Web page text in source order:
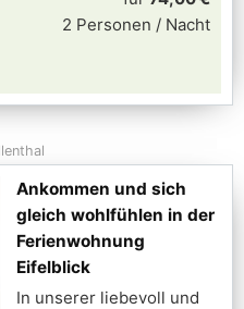
2 Personen / Nacht
Ankommen und sich
gleich wohlfühlen in der
Ferienwohnung
Eifelblick
In unserer liebevoll und